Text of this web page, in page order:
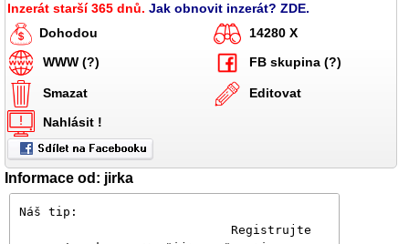
Inzerát starší 365 dnů. Jak obnovit inzerát? ZDE.
Dohodou
14280 X
WWW (?)
FB skupina (?)
Smazat
Editovat
Nahlásit !
Informace od: jirka